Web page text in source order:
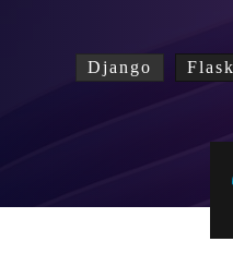
Django Flask